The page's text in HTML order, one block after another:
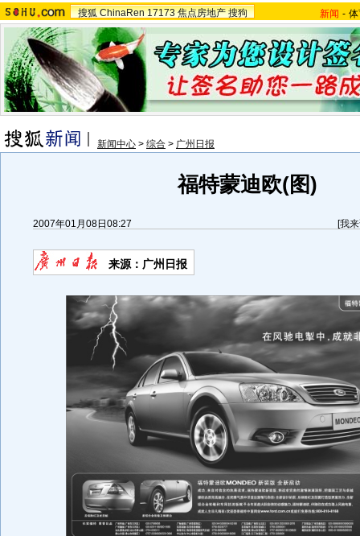
搜狐 ChinaRen 17173 焦点房地产 搜狗 新闻 -
新闻中心 > 综合 > 广州日报
福特蒙迪欧(图)
2007年01月08日08:27 [我
来源：广州日报